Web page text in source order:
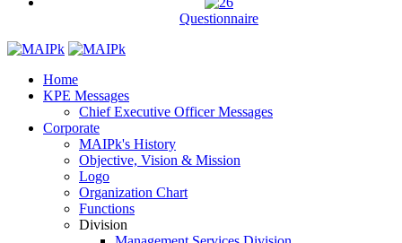
Questionnaire
Home
KPE Messages
Chief Executive Officer Messages
Corporate
MAIPk's History
Objective, Vision & Mission
Logo
Organization Chart
Functions
Division